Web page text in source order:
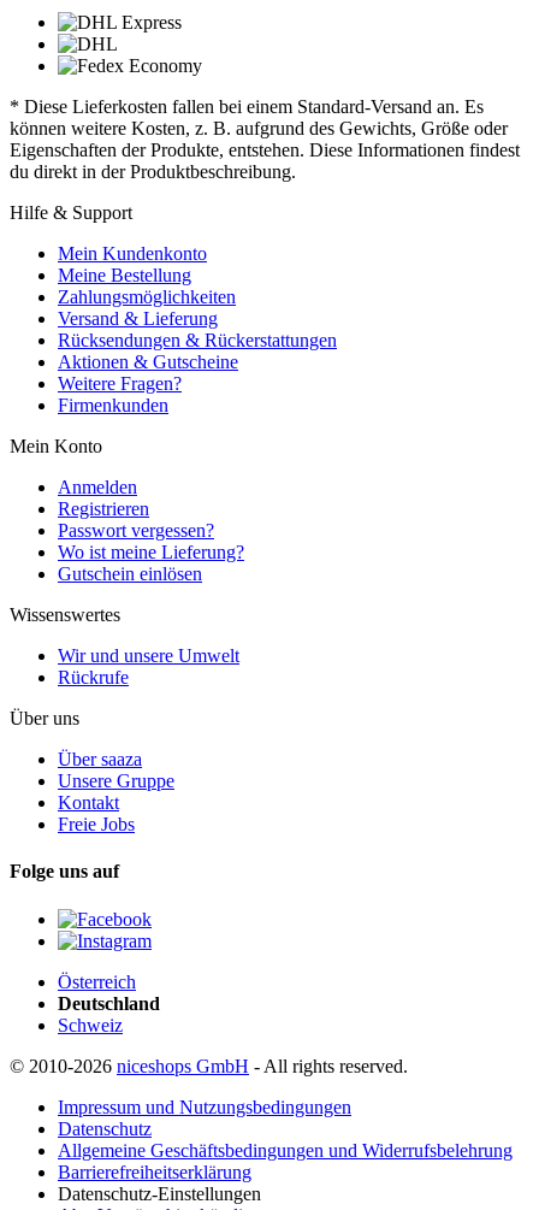
* Diese Lieferkosten fallen bei einem Standard-Versand an. Es
können weitere Kosten, z. B. aufgrund des Gewichts, Größe oder
Eigenschaften der Produkte, entstehen. Diese Informationen findest
du direkt in der Produktbeschreibung.
Hilfe & Support
Mein Kundenkonto
Meine Bestellung
Zahlungsmöglichkeiten
Versand & Lieferung
Rücksendungen & Rückerstattungen
Aktionen & Gutscheine
Weitere Fragen?
Firmenkunden
Mein Konto
Anmelden
Registrieren
Passwort vergessen?
Wo ist meine Lieferung?
Gutschein einlösen
Wissenswertes
Wir und unsere Umwelt
Rückrufe
Über uns
Über saaza
Unsere Gruppe
Kontakt
Freie Jobs
Folge uns auf
Österreich
Deutschland
Schweiz
© 2010-2026 niceshops GmbH - All rights reserved.
Impressum und Nutzungsbedingungen
Datenschutz
Allgemeine Geschäftsbedingungen und Widerrufsbelehrung
Barrierefreiheitserklärung
Datenschutz-Einstellungen